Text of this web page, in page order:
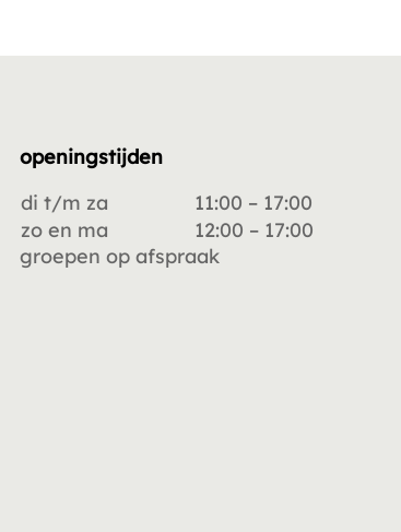
openingstijden
di t/m za
11:00 – 17:00
zo en ma
12:00 – 17:00
groepen op afspraak